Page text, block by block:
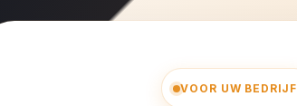
VOOR UW BEDRIJF